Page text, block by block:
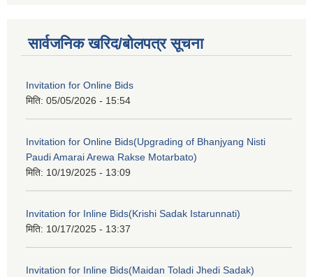
सार्वजनिक खरिद/बोलपत्र सूचना
Invitation for Online Bids
मिति: 05/05/2026 - 15:54
Invitation for Online Bids(Upgrading of Bhanjyang Nisti
Paudi Amarai Arewa Rakse Motarbato)
मिति: 10/19/2025 - 13:09
Invitation for Inline Bids(Krishi Sadak Istarunnati)
मिति: 10/17/2025 - 13:37
Invitation for Inline Bids(Maidan Toladi Jhedi Sadak)